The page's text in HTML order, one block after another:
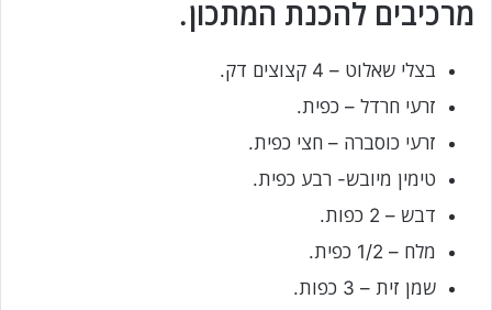
מרכיבים להכנת המתכון.
בצלי שאלוט – 4 קצוצים דק.
זרעי חרדל – כפית.
זרעי כוסברה – חצי כפית.
טימין מיובש- רבע כפית.
דבש – 2 כפות.
מלח – 1/2 כפית.
שמן זית – 3 כפות.